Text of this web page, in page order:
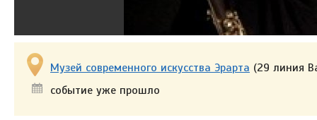
Музей современного искусства Эрарта (29 линия
событие уже прошло